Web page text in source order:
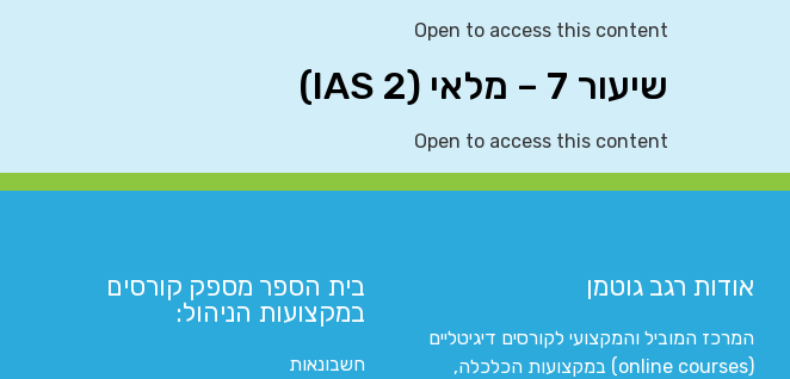
Open to access this content
שיעור 7 – מלאי (IAS 2)
Open to access this content
אודות רגב גוטמן
המרכז המוביל והמקצועי לקורסים דיגיטליים
(online courses) במקצועות הכלכלה,
בית הספר מספק קורסים
במקצועות הניהול:
חשבונאות